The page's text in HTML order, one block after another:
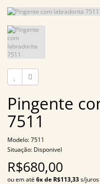
Pingente
7511
Modelo: 7511
Situação: Disponivel
R$680,00
ou em até6x de R$113,33s/juros